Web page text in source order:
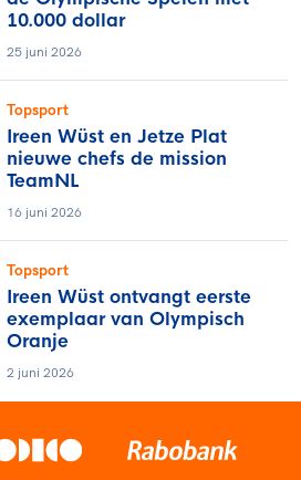
10.000 dollar
25 juni 2026
Topsport
Ireen Wüst en Jetze Plat
nieuwe chefs de mission
TeamNL
16 juni 2026
Topsport
Ireen Wüst ontvangt eerste
exemplaar van Olympisch
Oranje
2 juni 2026